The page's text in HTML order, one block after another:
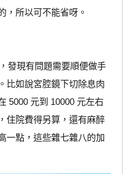
，所以可不能省呀。
現有問題需要順便做手
比如說宮腔鏡下切除息肉
5000 元到 10000 元左右
住院費得另算，還有麻醉
一點，這些雜七雜八的加